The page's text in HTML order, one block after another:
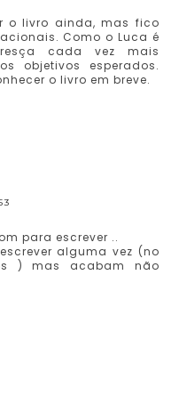
o livro ainda, mas fico
Como o Luca é
cada vez mais
objetivos esperados.
o livro em breve.
para escrever ..
alguma vez (no
) mas acabam não